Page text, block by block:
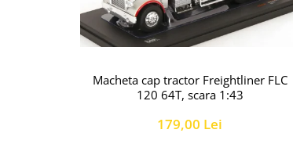
Macheta cap tractor Freightliner FLC
120 64T, scara 1:43
179,00 Lei